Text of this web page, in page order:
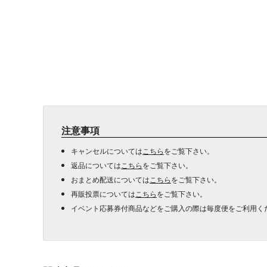
注意事項
キャンセルについては こちらをご覧下さい。
返品については こちらをご覧下さい。
おまとめ配送については こちらをご覧下さい。
再販投票については こちらをご覧下さい。
イベント応募券付商品などをご購入の際は毎度便をご利用く